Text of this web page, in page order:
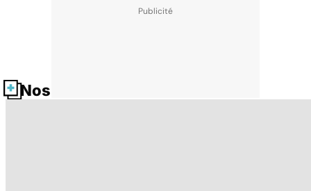
Nos fiches santé